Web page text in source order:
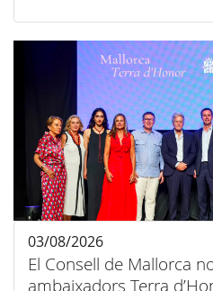
El Consell de Mallorca
ambaixadors Terra
03/08/2026